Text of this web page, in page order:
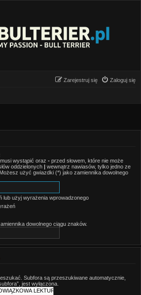
Zaloguj się
Zarejestruj się
wystąpić oraz - przed słowem, które nie może
oddzielonych | wewnątrz nawiasów, tylko jedno ze
użyć gwiazdki (*) jako zamiennika dowolnego
lub użyj wyrażenia wprowadzonego
dowolnego ciągu znaków.
Subfora są przeszukiwane automatycznie,
jest wyłączona.